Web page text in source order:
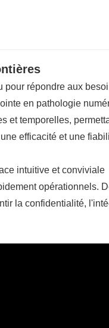
pour répondre aux
en pathologie
et temporelles,
efficacité et une
intuitive et conviviale
opérationnels.
la confidentialité,